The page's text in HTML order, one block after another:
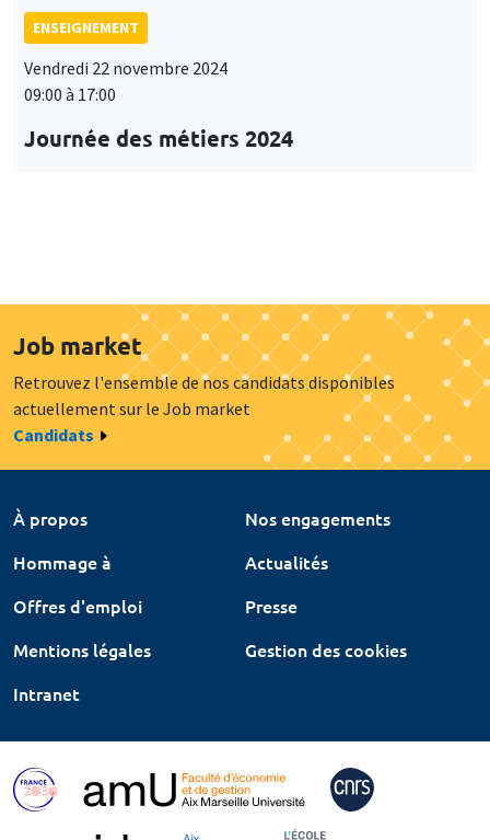
ENSEIGNEMENT
Vendredi 22 novembre 2024
09:00 à 17:00
Journée des métiers 2024
Job market
Retrouvez l'ensemble de nos candidats disponibles
actuellement sur le Job market
Candidats
À propos
Nos engagements
Hommage à
Actualités
Offres d'emploi
Presse
Mentions légales
Gestion des cookies
Intranet